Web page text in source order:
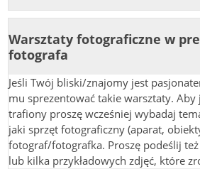
Warsztaty fotograficzne w
fotografa
Jeśli Twój bliski/znajomy jest
mu sprezentować takie warsztaty. Aby
trafiony proszę wcześniej wybadaj
jaki sprzęt fotograficzny (aparat,
fotograf/fotografka. Proszę podeślij
lub kilka przykładowych zdjęć, które